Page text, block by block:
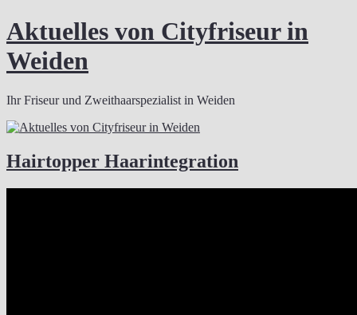
Zum
Inhalt
springen
Aktuelles von Cityfriseur in
Weiden
Ihr Friseur und Zweithaarspezialist in Weiden
Hairtopper Haarintegration